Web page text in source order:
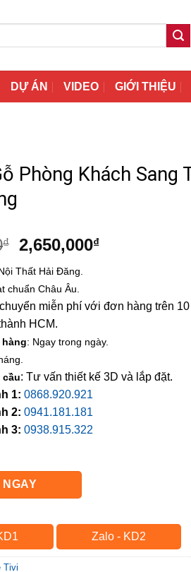
DỰ ÁN VIDEO GIỚI THIỆU
Phòng Khách Sang
₫
Giá
là:
3,200,000₫.
2,650,000₫Giá
2,650,000₫.
Thất Hải Đăng.
chuẩn Châu Âu.
miễn phí với đơn hàng trên 10
HCM.
: Ngay trong ngày.
: Tư vấn thiết kế 3D và lắp đặt.
1: 0868.920.921
2: 0941.181.181
3: 0938.915.322
NGAY
Zalo - KD2
Tivi